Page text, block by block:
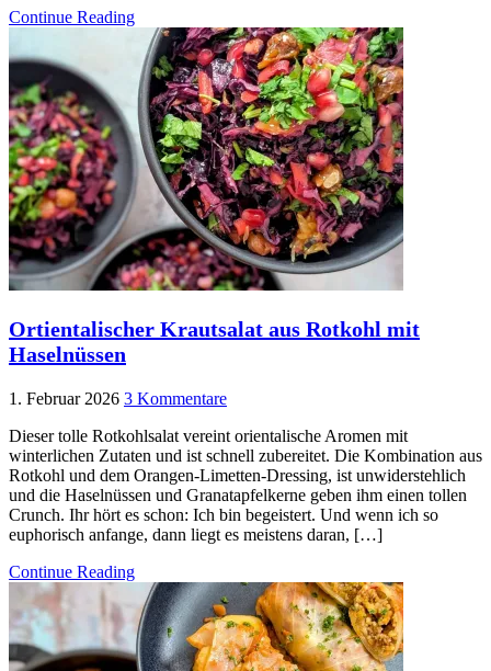
Continue Reading
Ortientalischer Krautsalat aus Rotkohl mit
Haselnüssen
1. Februar 2026 3 Kommentare
Dieser tolle Rotkohlsalat vereint orientalische Aromen mit
winterlichen Zutaten und ist schnell zubereitet. Die Kombination aus
Rotkohl und dem Orangen-Limetten-Dressing, ist unwiderstehlich
und die Haselnüssen und Granatapfelkerne geben ihm einen tollen
Crunch. Ihr hört es schon: Ich bin begeistert. Und wenn ich so
euphorisch anfange, dann liegt es meistens daran, […]
Continue Reading